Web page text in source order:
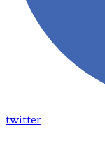
twitter